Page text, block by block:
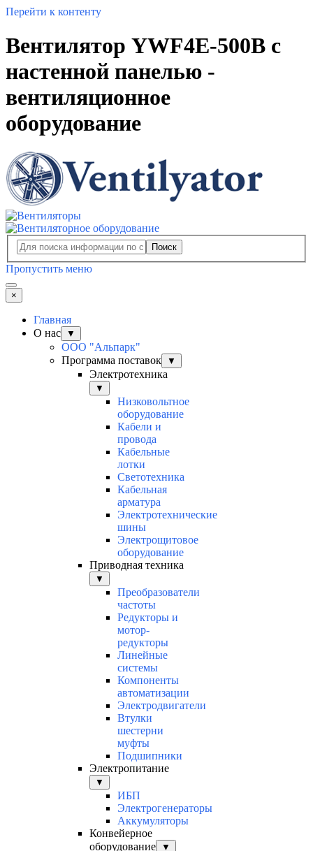
Перейти к контенту
Вентилятор YWF4E-500B с
настенной панелью -
вентиляционное
оборудование
Поиск
Пропустить меню
×
Главная
О нас
▼
ООО "Альпарк"
Программа поставок
▼
Электротехника
▼
Низковольтное
оборудование
Кабели и
провода
Кабельные
лотки
Светотехника
Кабельная
арматура
Электротехнические
шины
Электрощитовое
оборудование
Приводная техника
▼
Преобразователи
частоты
Редукторы и
мотор-
редукторы
Линейные
системы
Компоненты
автоматизации
Электродвигатели
Втулки
шестерни
муфты
Подшипники
Электропитание
▼
ИБП
Электрогенераторы
Аккумуляторы
Конвейерное
оборудование
▼